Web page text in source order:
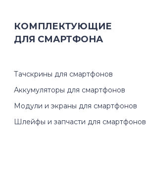
512
702
КОМПЛЕКТУЮЩИЕ
ДЛЯ СМАРТФОНА
Тачскрины для смартфонов
Аккумуляторы для смартфонов
Модули и экраны для смартфонов
Шлейфы и запчасти для смартфонов